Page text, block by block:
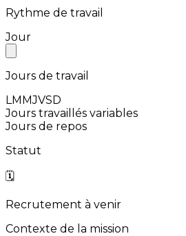
Rythme de travail
Jour
Jours de travail
LMMJVSD
Jours travaillés variables
Jours de repos
Statut
🗓️
Recrutement à venir
Contexte de la mission